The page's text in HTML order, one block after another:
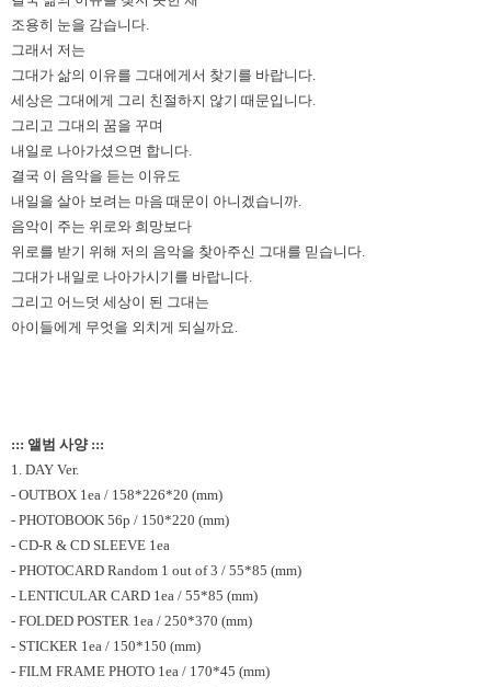
조용히 눈을 감습니다.
그래서 저는
그대가 삶의 이유를 그대에게서 찾기를 바랍니다.
세상은 그대에게 그리 친절하지 않기 때문입니다.
그리고 그대의 꿈을 꾸며
내일로 나아가셨으면 합니다.
결국 이 음악을 듣는 이유도
내일을 살아 보려는 마음 때문이 아니겠습니까.
음악이 주는 위로와 희망보다
위로를 받기 위해 저의 음악을 찾아주신 그대를 믿습니다.
그대가 내일로 나아가시기를 바랍니다.
그리고 어느덧 세상이 된 그대는
아이들에게 무엇을 외치게 되실까요.
::: 앨범 사양 :::
1. DAY Ver.
- OUTBOX 1ea / 158*226*20 (mm)
- PHOTOBOOK 56p / 150*220 (mm)
- CD-R & CD SLEEVE 1ea
- PHOTOCARD Random 1 out of 3 / 55*85 (mm)
- LENTICULAR CARD 1ea / 55*85 (mm)
- FOLDED POSTER 1ea / 250*370 (mm)
- STICKER 1ea / 150*150 (mm)
- FILM FRAME PHOTO 1ea / 170*45 (mm)